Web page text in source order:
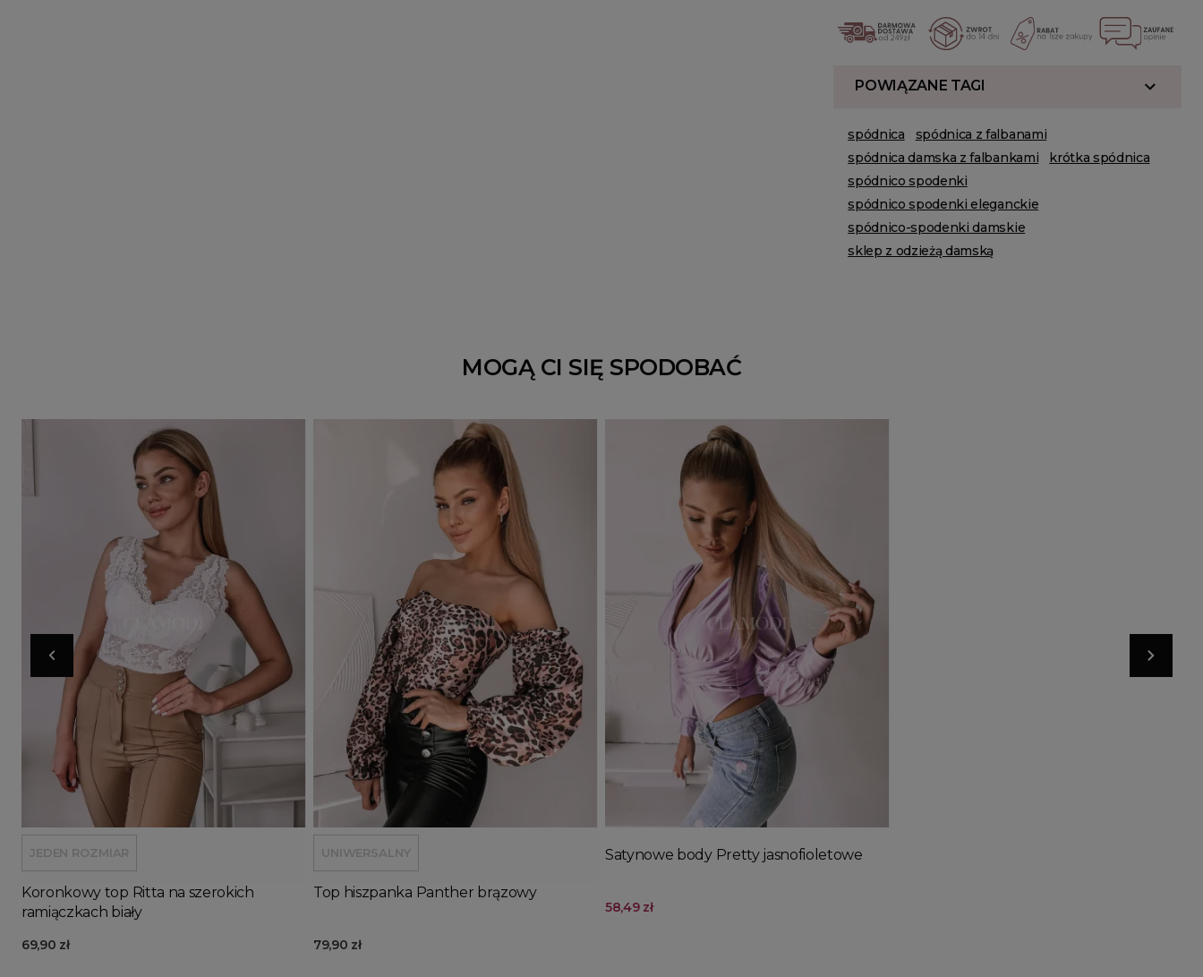
POWIĄZANE TAGI
spódnica
spódnica z falbanami
spódnica damska z falbankami
krótka spódnica
spódnico spodenki
spódnico spodenki eleganckie
spódnico-spodenki damskie
sklep z odzieżą damską
MOGĄ CI SIĘ SPODOBAĆ
Dodaj do koszyka
Wyprzedany
JEDEN ROZMIAR
Koronkowy top Ritta na szerokich
ramiączkach biały
69,90 zł
Dodaj do koszyka
Wyprzedany
UNIWERSALNY
Top hiszpanka Panther brązowy
79,90 zł
Satynowe body Pretty jasnofioletowe
58,49 zł